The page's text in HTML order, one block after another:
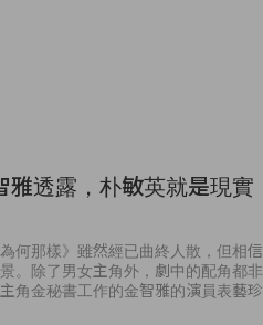
雅透露，朴敏英就是現實
何那樣》雖然經已曲終人散，但相信
。除了男女主角外，劇中的配角都非
角金秘書工作的金智雅的演員表藝珍